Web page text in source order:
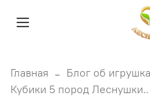
Главная
Блог об
Кубики 5 пород Леснушки..